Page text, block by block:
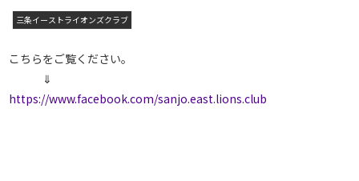
三条イーストライオンズクラブ
こちらをご覧ください。
⇓
https://www.facebook.com/sanjo.east.lions.club